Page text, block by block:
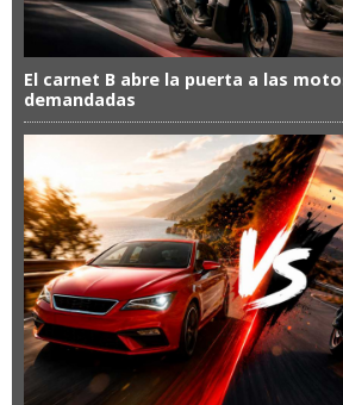
El carnet B abre la puerta a las
demandadas